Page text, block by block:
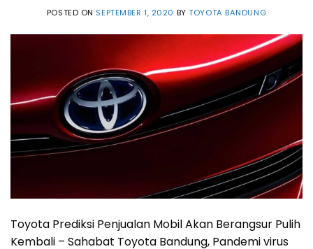
POSTED ON SEPTEMBER 1, 2020 BYTOYOTA BANDUNG
Toyota Prediksi Penjualan Mobil Akan Berangsur Pulih
Kembali – Sahabat Toyota Bandung, Pandemi virus